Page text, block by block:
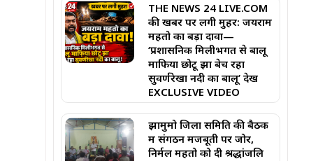
THE NEWS 24 LIVE.COM
की खबर पर लगी मुहर: जयराम
महतो का बड़ा दावा—
‘प्रशासनिक मिलीभगत से बालू
माफिया छोटू झा बेच रहा
सुवर्णरेखा नदी का बालू’ देखें
EXCLUSIVE VIDEO
झामुमो जिला समिति की बैठक
में संगठन मजबूती पर जोर,
निर्मल महतो को दी श्रद्धांजलि